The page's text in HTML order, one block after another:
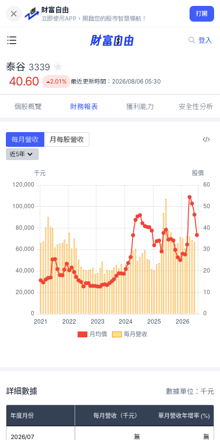
財富自由
立即使用APP，開啟您的股市智慧導航！
打開
登入
40.60
2.01%
泰谷 3339
40.60 2.01% 最近更新時間： 2026/08/06 05:30
個股概覽 財務報表 獲利能力 安全性分析
每月營收 月每股營收
近5年
月均價 每月營收
詳細數據 數據單位：千元
年度月份 每月營收（千元） 單月營收年增率 (%)
2026/07 無 無